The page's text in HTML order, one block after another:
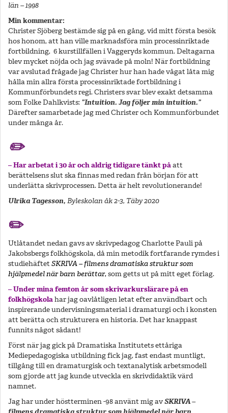
län – 1998
Min kommentar:
Christer Sjöberg bestämde sig på en gång, vid mitt första besök
hos honom, att han ville marknadsföra min processinriktade
fortbildning, 6 kurstillfällen i Vaggeryds kommun. Deltagarna
blev mycket nöjda och jag svävade på moln! När fortbildning
var avslutad frågade jag Christer hur han hade vågat låta mig
hålla min allra första processinriktade fortbildning i
Kommunförbundets regi. Christers svar blev exakt detsamma
som Folke Dahlkvists: ”Intuition. Jag följer min intuition.”
Därefter samarbetade jag med Christer och Kommunförbundet
under många år.
✏️
– Har arbetat i 30 år och aldrig tidigare tänkt påatt
berättelsens slut ska finnas med redan från början för att
underlätta skrivprocessen. Detta är helt revolutionerande!
Ulrika Tagesson, Byleskolan åk 2-3, Täby 2020
✏️
Utlåtandet nedan gavs av skrivpedagog Charlotte Pauli på
Jakobsbergs folkhögskola, då min metodik fortfarande rymdes i
studiehäftetSKRIVA – filmens dramatiska struktur som
hjälpmedel när barn berättar,som getts ut på mitt eget förlag.
– Under mina femton år som skrivarkurslärare på en
folkhögskolahar jag oavlåtligen letat efter användbart och
inspirerande undervisningsmaterial i dramaturgi och i konsten
att berätta och strukturera en historia. Det har knappast
funnits något sådant!
Först när jag gick på Dramatiska Institutets ettåriga
Mediepedagogiska utbildning fick jag, fast endast muntligt,
tillgång till en dramaturgisk och textanalytisk arbetsmodell
som gjorde att jag kunde utveckla en skrivdidaktik värd
namnet.
Jag har under höstterminen -98 använt mig avSKRIVA –